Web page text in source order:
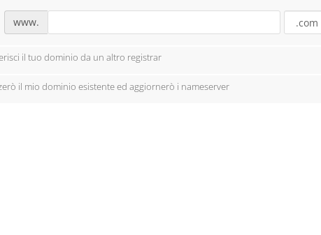
www.
il tuo dominio da un altro registrar
il mio dominio esistente ed aggiornerò i nameserver